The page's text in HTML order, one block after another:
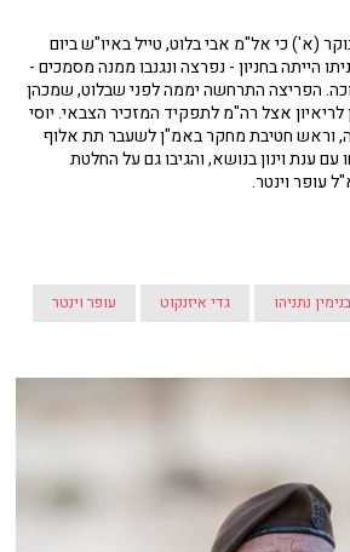
(א') כי אל"מ אבי בלוט, טייל באיו"ש ביום
הייתה בחניון - נפרצה ונגנבו ממנה מסמכים -
הפריצה התרחשה יממה לפני שבלוט, שמכהן
אצל רה"מ לתפקיד המזכיר הצבאי. יוסי
וראש חטיבת מחקר באמ"ן לשעבר תת אלוף
ענת וינון בנושא, והגיבו גם על החלטת
עופר וינטר.
בנימין נתניהו גדי איזנקוט עופר וינטר